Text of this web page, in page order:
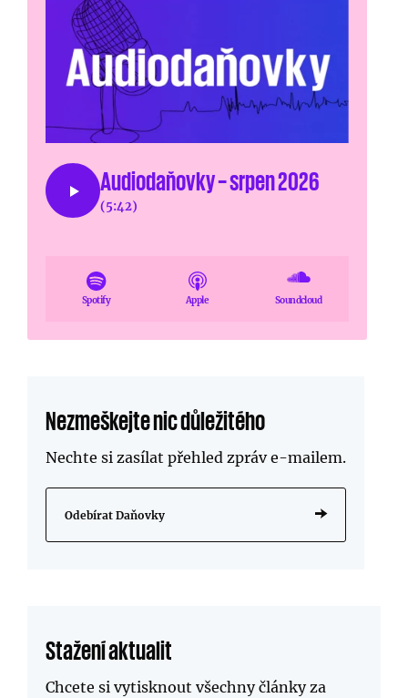
Audiodaňovky – srpen 2026
(5:42)
Spotify Apple Soundcloud
Nezmeškejte nic důležitého
Nechte si zasílat přehled zpráve-mailem.
Odebírat Daňovky
Stažení aktualit
Chcete si vytisknout všechny články za